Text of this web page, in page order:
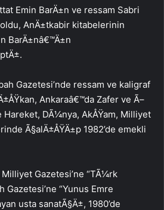
Emin BarÄ±n ve ressam Sabri
AnÄ±tkabir kitabelerinin
BarÄ±nâ€™Ä±n
Gazetesi’nde ressam ve kaligraf
Ankaraâ€™da Zafer ve Ã–
Hareket, DÃ¼nya, AkÅŸam, Milliyet
Ã§alÄ±ÅŸÄ±p 1982’de emekli
Gazetesi’ne “TÃ¼rk
“Yunus Emre
usta sanatÃ§Ä±, 1980’de